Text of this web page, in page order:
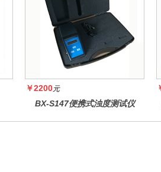
￥2200元
BX-S147便携式浊度测试仪